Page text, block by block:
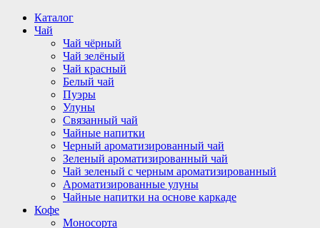
Перейти
содержимому
Каталог
Чай
Чай чёрный
Чай зелёный
Чай красный
Белый чай
Пуэры
Улуны
Связанный чай
Чайные напитки
Черный ароматизированный чай
Зеленый ароматизированный чай
Чай зеленый с черным ароматизированный
Ароматизированные улуны
Чайные напитки на основе каркаде
Кофе
Моносорта